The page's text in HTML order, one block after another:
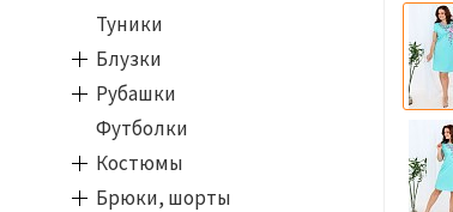
Туники
Блузки
Рубашки
Футболки
Костюмы
Брюки, шорты